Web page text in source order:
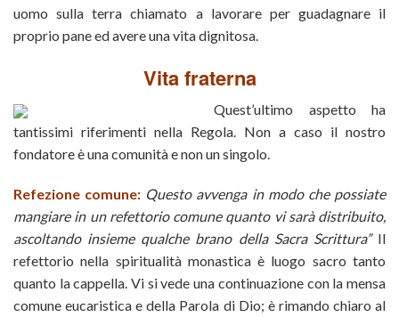
uomo sulla terra chiamato a lavorare per guadagnare il
proprio pane ed avere una vita dignitosa.
Vita fraterna
Quest’ultimo aspetto ha
tantissimi riferimenti nella Regola. Non a caso il nostro
fondatore è una comunità e non un singolo.
Refezione comune: Questo avvenga in modo che possiate
mangiare in un refettorio comune quanto vi sarà distribuito,
ascoltando insieme qualche brano della Sacra Scrittura”Il
refettorio nella spiritualità monastica è luogo sacro tanto
quanto la cappella. Vi si vede una continuazione con la mensa
comune eucaristica e della Parola di Dio; è rimando chiaro al